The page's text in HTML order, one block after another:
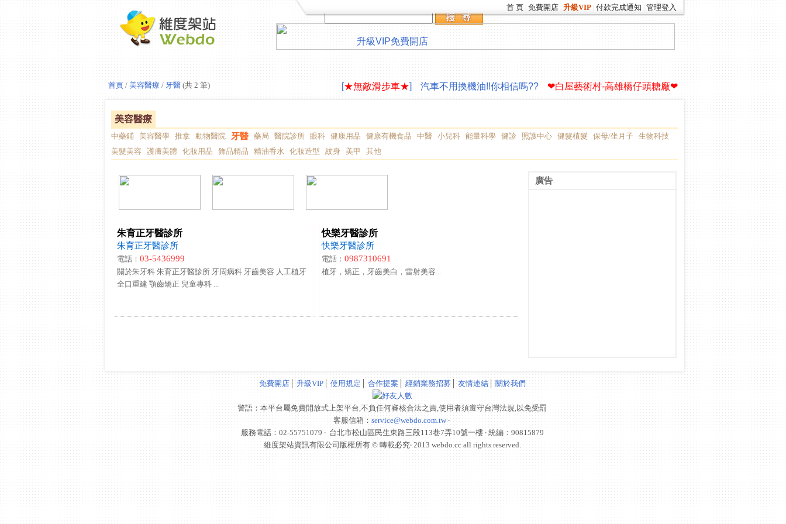
首 頁 免費開店 升級VIP| 付款完成通知 管理登入
驚!老爸買了一艘遊艇
∮旅遊住宿,創作你的生命故事∮
LAVAZZA 咖啡機合作供應
❤白屋藝術村-高雄橋仔頭糖廠❤
汽車不用換機油!!你相信嗎??
[★無敵滑步車★]
驚!老爸買了一艘遊艇
∮旅遊住宿,創作你的生命故事∮
LAVAZZA 咖啡機合作供應
升級VIP免費開店
首頁/美容醫療 / 牙醫(共 2 筆)
美容醫療
中藥鋪 美容醫學 推拿 動物醫院 牙醫 藥局 醫院診所 眼科 健康用品 健康有機食品 中醫 小兒科 能量科學 健診 照護中心 健髮植髮 保母/坐月子
生物科技
美髮美容
護膚美體 化妝用品 飾品精品 精油香水 化妝造型 紋身 美甲 其他
朱育正牙醫診所
朱育正牙醫診所
電話： 03-5436999
關於朱牙科 朱育正牙醫診所 牙周病科 牙齒美容 人工植牙
全口重建 顎齒矯正 兒童專科 ...
快樂牙醫診所
快樂牙醫診所
電話： 0987310691
植牙，矯正，牙齒美白，雷射美容...
廣告
免費開店│升級VIP│ 使用規定 │ 合作提案│經銷業務招募│友情連結│關於我們
警語：本平台屬免費開放式上架平台,不負任何審核合法之責,使用者須遵守台灣法規,以免受罰
客服信箱： service@webdo.com.tw‧
服務電話：02-55751079 ‧ 台北市松山區民生東路三段113巷7弄10號一樓‧ 統編：90815879
維度架站資訊有限公司版權所有 © 轉載必究‧ 2013 webdo.cc all rights reserved.